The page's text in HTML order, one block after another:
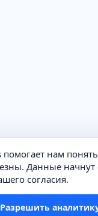
помогает нам
Данные начнут
согласия.
Разрешить